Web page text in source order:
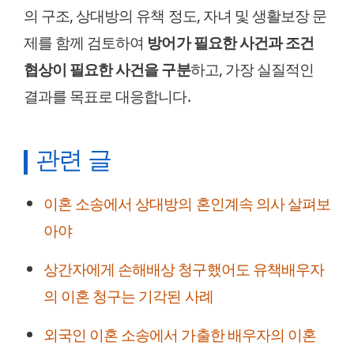
의 구조, 상대방의 유책 정도, 자녀 및 생활보장 문
제를 함께 검토하여 방어가 필요한 사건과 조건
협상이 필요한 사건을 구분하고, 가장 실질적인
결과를 목표로 대응합니다.
관련 글
이혼 소송에서 상대방의 혼인계속 의사 살펴보
아야
상간자에게 손해배상 청구했어도 유책배우자
의 이혼 청구는 기각된 사례
외국인 이혼 소송에서 가출한 배우자의 이혼